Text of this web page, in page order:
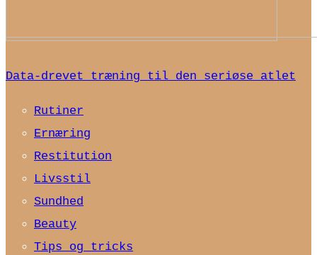
Data-drevet træning til den seriøse atlet
Rutiner
Ernæring
Restitution
Livsstil
Sundhed
Beauty
Tips og tricks